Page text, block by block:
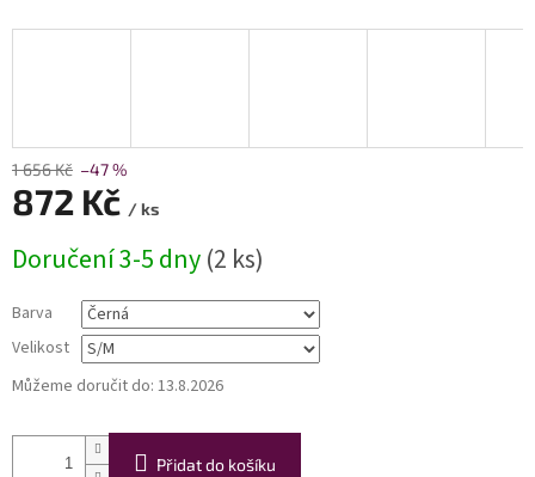
1 656 Kč –47 %
872 Kč / ks
cena:
Doručení 3-5 dny(2 ks)
Barva
Velikost
Můžeme doručit do: 13.8.2026
Přidat do košíku